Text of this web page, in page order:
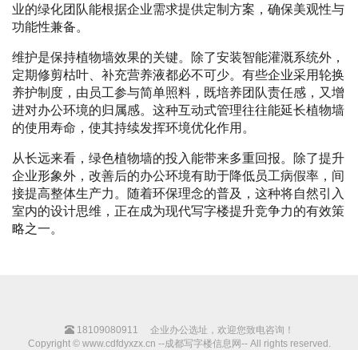
业的绿化团队能根据企业需求提供定制方案，确保美观性与
功能性兼备。
维护是保持植物墙效果的关键。除了安装智能灌溉系统外，
定期修剪枯叶、补充营养液都必不可少。有些企业采用轮换
养护制度，由员工参与简单照料，既培养团队责任感，又增
进对办公环境的归属感。这种互动式管理往往能延长植物墙
的使用寿命，使其持续发挥环境优化作用。
从长远来看，绿色植物墙的投入能带来多重回报。除了提升
企业形象外，改善后的办公环境有助于降低员工病假率，间
接提高整体生产力。随着环保理念的普及，这种将自然引入
室内的设计思维，正在成为现代写字楼提升竞争力的有效策
略之一。
18109080911
企业办公选址，欢迎您致电咨询！
Copyright © www.cdfdyxzx.cn --成都写字楼信息网-- All rights reserved.